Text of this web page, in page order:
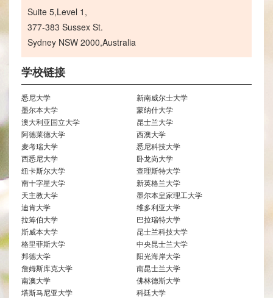
Suite 5,Level 1,
377-383 Sussex St.
Sydney NSW 2000,Australia
学校链接
悉尼大学
新南威尔士大学
墨尔本大学
蒙纳什大学
澳大利亚国立大学
昆士兰大学
阿德莱德大学
西澳大学
麦考瑞大学
悉尼科技大学
西悉尼大学
卧龙岗大学
纽卡斯尔大学
查理斯特大学
南十字星大学
新英格兰大学
天主教大学
墨尔本皇家理工大学
迪肯大学
维多利亚大学
拉筹伯大学
巴拉瑞特大学
斯威本大学
昆士兰科技大学
格里菲斯大学
中央昆士兰大学
邦德大学
阳光海岸大学
詹姆斯库克大学
南昆士兰大学
南澳大学
佛林德斯大学
塔斯马尼亚大学
科廷大学